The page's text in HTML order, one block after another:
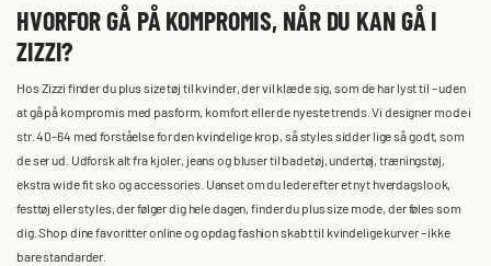
HVORFOR GÅ PÅ KOMPROMIS, NÅR DU KAN GÅ I
ZIZZI?
Hos Zizzi finder du plus size tøj til kvinder, der vil klæde sig, som de har lyst til – uden
at gå på kompromis med pasform, komfort eller de nyeste trends. Vi designer mode i
str. 40-64 med forståelse for den kvindelige krop, så styles sidder lige så godt, som
de ser ud. Udforsk alt fra kjoler, jeans og bluser til badetøj, undertøj, træningstøj,
ekstra wide fit sko og accessories. Uanset om du leder efter et nyt hverdagslook,
festtøj eller styles, der følger dig hele dagen, finder du plus size mode, der føles som
dig. Shop dine favoritter online og opdag fashion skabt til kvindelige kurver – ikke
bare standarder.